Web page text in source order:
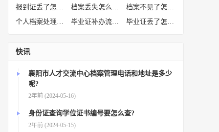
报到证丢了怎么补办 (52) 档案丢失怎么补办 (51) 档案不见了怎么补办
个人档案处理方法 (38) 毕业证补办流程 (36) 毕业证丢了怎么办
快讯
襄阳市人才交流中心档案管理电话和地址是多少
呢?
2年前 (2024-05-16)
身份证查询学位证书编号要怎么查?
2年前 (2024-05-15)